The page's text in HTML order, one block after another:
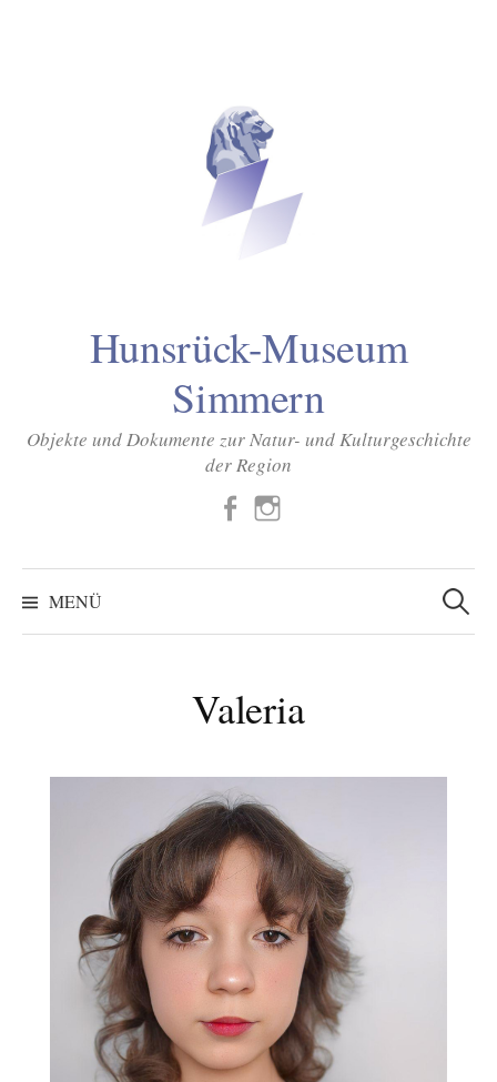
Hunsrück-Museum
Simmern
Objekte und Dokumente zur Natur- und Kulturgeschichte
der Region
FB
MENÜ
Suchen
nach:
Valeria